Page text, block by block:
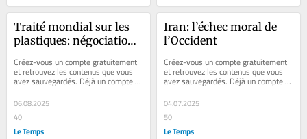
Traité mondial sur les
plastiques: négociation
Créez-vous un compte gratuitement
et retrouvez les contenus que vous
avez sauvegardés. Déjà un compte ?
Se connecter Faites plaisir à vos...
06.08.2025
40
Le Temps
Iran: l’échec moral de
l’Occident
Créez-vous un compte gratuitement
et retrouvez les contenus que vous
avez sauvegardés. Déjà un compte ?
Se connecter Faites plaisir à vos...
04.07.2025
50
Le Temps